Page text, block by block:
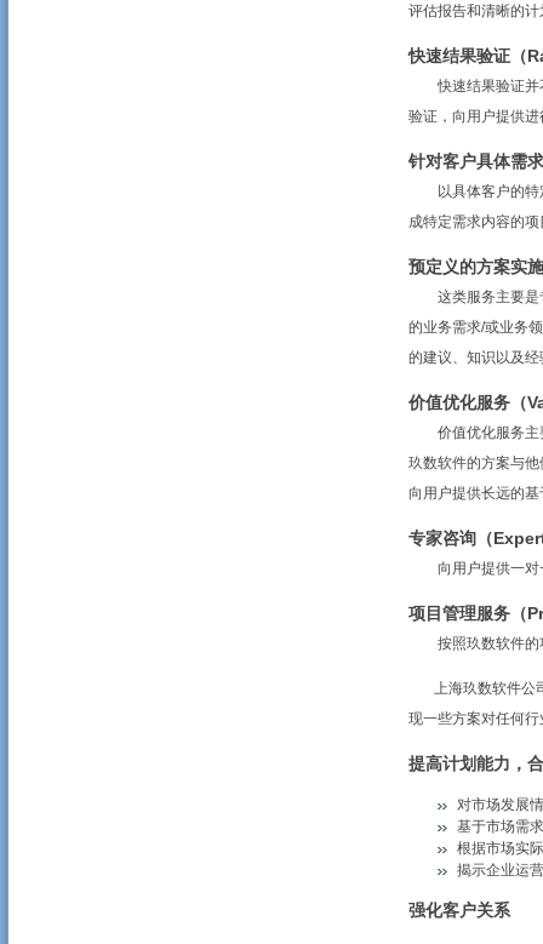
评估报告和清晰的
快速结果验证（
快速结果验证并不
验证，向用户提供
针对客户具体需
以具体客户的特定
成特定需求内容的
预定义的方案实
这类服务主要是专
的业务需求/或业务
的建议、知识以及
价值优化服务（
价值优化服务主要
玖数软件的方案与
向用户提供长远的
专家咨询（
向用户提供一对一
项目管理服务（
按照玖数软件的项
上海玖数软件公司
现一些方案对任何
提高计划能力，
对市场发展
基于市场需
根据市场实
揭示企业运
强化客户关系